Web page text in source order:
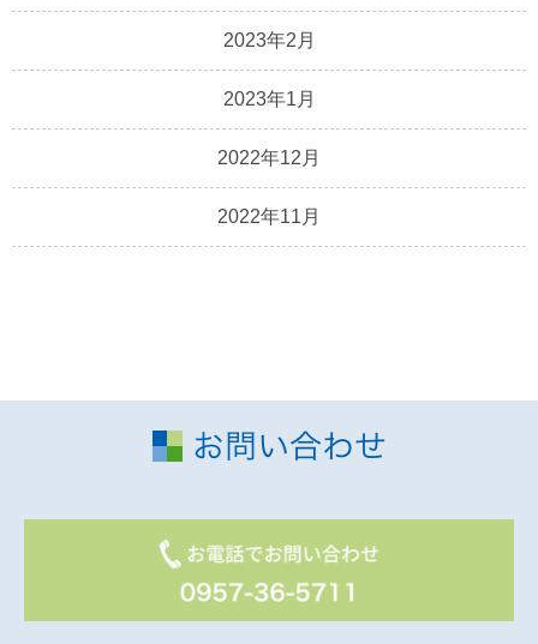
2023年2月
2023年1月
2022年12月
2022年11月